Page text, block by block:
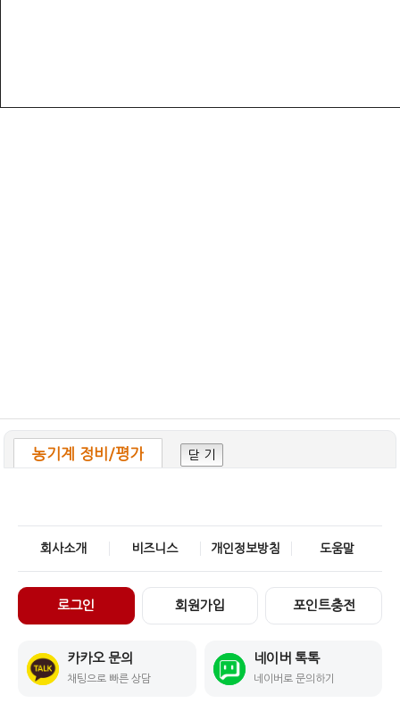
농기계 정비/평가 닫 기
회사소개 비즈니스 개인정보방침 도움말
로그인 회원가입 포인트충전
카카오 문의
채팅으로 빠른 상담
네이버 톡톡
네이버로 문의하기